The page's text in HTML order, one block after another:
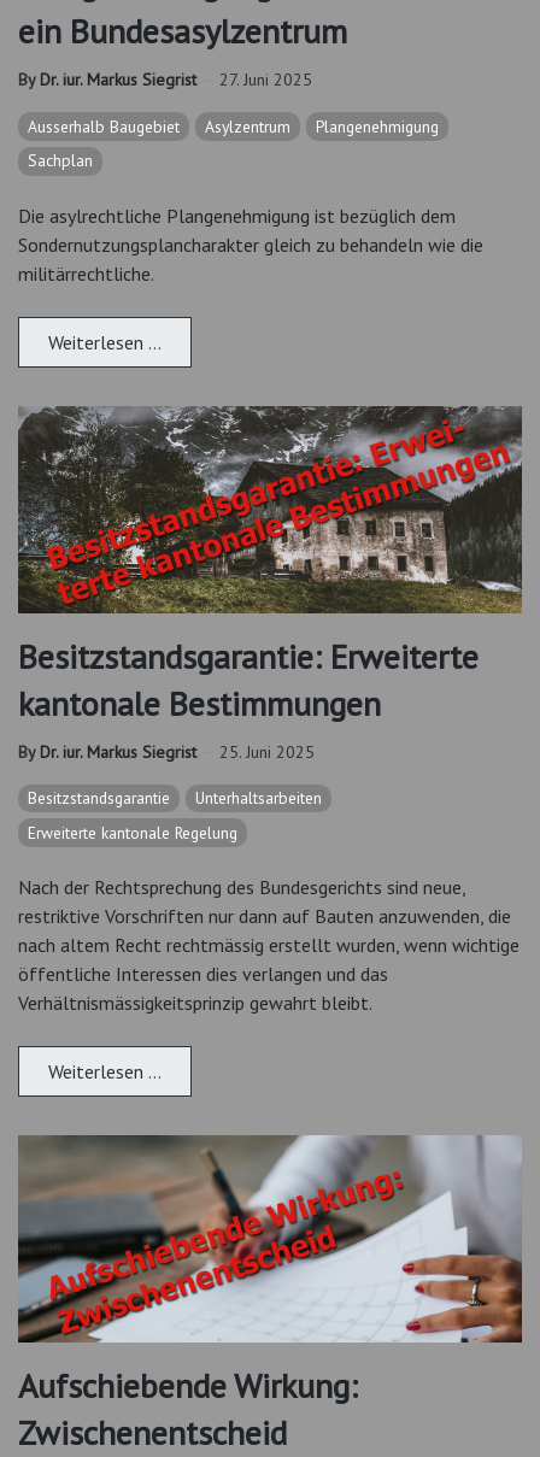
ein Bundesasylzentrum
By Dr. iur. Markus Siegrist 27. Juni 2025
Ausserhalb Baugebiet Asylzentrum
Plangenehmigung
Sachplan
Die asylrechtliche Plangenehmigung ist bezüglich dem
Sondernutzungsplancharakter gleich zu behandeln wie die
militärrechtliche.
Weiterlesen …
Besitzstandsgarantie: Erweiterte
kantonale Bestimmungen
By Dr. iur. Markus Siegrist 25. Juni 2025
Besitzstandsgarantie
Unterhaltsarbeiten
Erweiterte kantonale Regelung
Nach der Rechtsprechung des Bundesgerichts sind neue,
restriktive Vorschriften nur dann auf Bauten anzuwenden, die
nach altem Recht rechtmässig erstellt wurden, wenn wichtige
öffentliche Interessen dies verlangen und das
Verhältnismässigkeitsprinzip gewahrt bleibt.
Weiterlesen …
Aufschiebende Wirkung:
Zwischenentscheid